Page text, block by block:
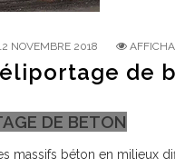
NOVEMBRE 2018
de
DE BETON
massifs béton en milieux